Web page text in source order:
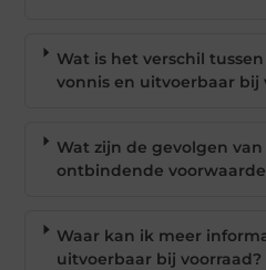
Wat is het verschil
vonnis en uitvoerbaar bij
Wat zijn de gevolgen
ontbindende
Waar kan ik meer
uitvoerbaar bij voorraad?